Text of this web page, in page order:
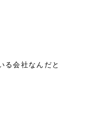
る会社なんだと